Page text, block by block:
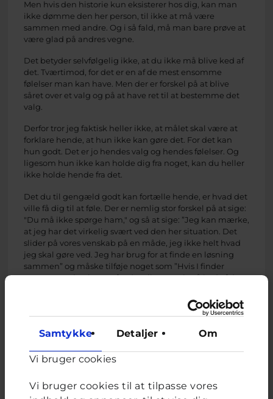
Samtykke Detaljer Om
Vi bruger cookies
Vi bruger cookies til at tilpasse vores
Men hvis den historie kun eksisterer hos dig, kan man
ikke dømme den her person, til ikke at må være
sammen med andre. Og i så fald, må man bare prøve at
være glad på andres vegne.
Det betyder selvfølgelig ikke, at du ikke må blive ked af
det. Tværtimod, for det er en af de mest ensomme
følelser man kan have. Men der er forskel på at blive
såret over et valg og på at have ret til at bestemme det
valg.
Derfor tror jeg faktisk heller ikke, at målet skal være at
forklare hende, at hun ikke kan gøre det. For det kan
hun godt. Det er jo hendes valg og hendes følelser. Og
ligesom hun ikke kan holde dig fra noget, kan du heller
ikke holde hende fra det.
Det du til gengæld godt kan fortælle hende, er hvad det
ville få dig til at føle. Der er nemlig stor forskel på at sige:
"Du må ikke spørge ham," og så at sige: ”Jeg kan mærke,
at jeg har det virkelig svært ved den her situation. Det
slider på vores venskab på en måde, jeg ikke helt hvad
jeg skal gøre ved. Jeg har brug for at finde en løsning
sammen” og måske tilføje noget som ”Hvis I finder
sammen, er jeg bange for det vil gøre mig så ked af det,
Den første sætning prøver at styre hendes handlinger.
synes jeg faktisk er en meget mere fair måde at møde
Du skriver at hun kan være svær at have en seriøs
sige noget du fortryder. Så et lille praktisk råd, man kan